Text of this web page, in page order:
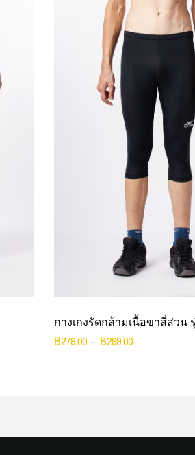
กางเกงรัดกล้ามเนื้อขาสี่ส่วน รุ่
฿279.00 – ฿299.00